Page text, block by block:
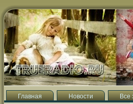
Главная Новости Все